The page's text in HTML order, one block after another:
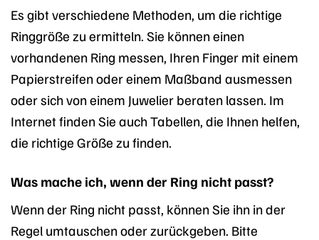
Es gibt verschiedene Methoden, um die richtige
Ringgröße zu ermitteln. Sie können einen
vorhandenen Ring messen, Ihren Finger mit einem
Papierstreifen oder einem Maßband ausmessen
oder sich von einem Juwelier beraten lassen. Im
Internet finden Sie auch Tabellen, die Ihnen helfen,
die richtige Größe zu finden.
Was mache ich, wenn der Ring nicht passt?
Wenn der Ring nicht passt, können Sie ihn in der
Regel umtauschen oder zurückgeben. Bitte